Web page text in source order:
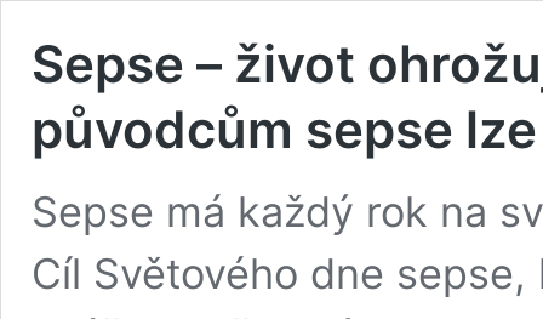
Sepse – život
původcům sepse
Sepse má každý rok na
Cíl Světového dne